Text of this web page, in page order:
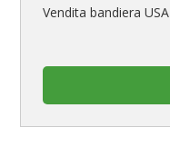
Vendita bandiera USA